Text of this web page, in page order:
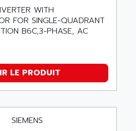
WITH
FOR SINGLE-QUADRANT
B6C,3-PHASE, AC
LE PRODUIT